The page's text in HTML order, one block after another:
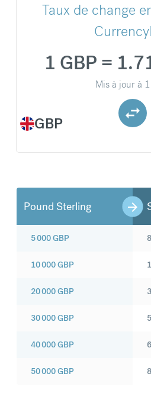
Taux de change
GBP
1 GBP =
Mis à jour à
Pound Sterling
5 000GBP
10 000GBP
20 000GBP
30 000GBP
40 000GBP
50 000GBP